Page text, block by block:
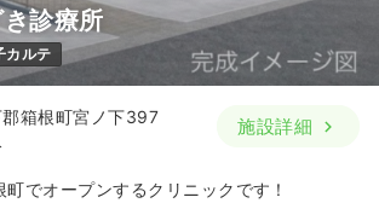
診療所
カルテ
箱根町宮ノ下397
施設詳細
でオープンするクリニックです！